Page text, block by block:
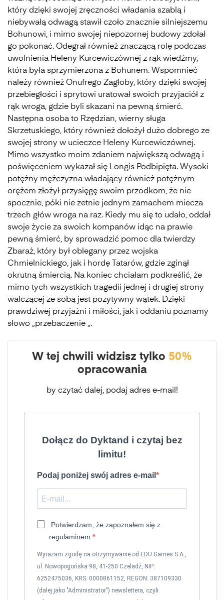
który dzięki swojej zręczności władania szablą i
niebywałą odwagą stawił czoło znacznie silniejszemu
Bohunowi, i mimo swojej niepozornej budowy zdołał
go pokonać. Odegrał również znaczącą rolę podczas
uwolnienia Heleny Kurcewiczównej z rąk wiedźmy,
która była sprzymierzona z Bohunem. Wspomnieć
należy również Onufrego Zagłoby, który dzięki swojej
przebiegłości i sprytowi uratował swoich przyjaciół z
rąk wroga, gdzie byli skazani na pewną śmierć.
Następna osoba to Rzędzian, wierny sługa
Skrzetuskiego, który również dołożył dużo dobrego ze
swojej strony w ucieczce Heleny Kurcewiczównej.
Mimo wszystko moim zdaniem największą odwagą i
poświęceniem wykazał się Longis Podbipięta. Wysoki
potężny mężczyzna władający również potężnym
orężem złożył przysięgę swoim przodkom, że nie
spocznie, póki nie zetnie jednym zamachem miecza
trzech głów wroga na raz. Kiedy mu się to udało, oddał
swoje życie za swoich kompanów idąc na prawie
pewną śmierć, by sprowadzić pomoc dla twierdzy
Zbaraż, który był oblegany przez wojska
Chmielnickiego, jak i hordę Tatarów, gdzie zginął
okrutną śmiercią. Na koniec chciałam podkreślić, że
mimo tych wszystkich tragedii jednej i drugiej strony
walczącej ze sobą jest pozytywny wątek. Dzięki
prawdziwej przyjaźni i miłości, jak i oddaniu poznamy
słowo „przebaczenie „.
W tej chwili widzisz tylko 50%
opracowania
by czytać dalej, podaj adres e-mail!
Dołącz do Dyktand i czytaj bez
limitu!
Podaj poniżej swój adres e-mail
Potwierdzam, że zapoznałem się z
regulaminem
Wyrażam zgodę na otrzymywanie od EDU Games S.A.,
ul. Nowopogońska 98, 41-250 Czeladź, NIP:
6252475036, KRS: 0000861152, REGON: 387109330
(dalej jako "Administrator") newslettera, czyli